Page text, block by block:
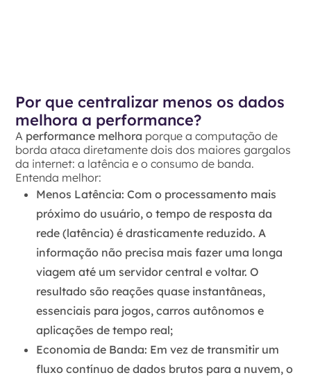
Por que centralizar menos os dados
melhora a performance?
A performance melhora porque a computação de
borda ataca diretamente dois dos maiores gargalos
da internet: a latência e o consumo de banda.
Entenda melhor:
Menos Latência: Com o processamento mais
próximo do usuário, o tempo de resposta da
rede (latência) é drasticamente reduzido. A
informação não precisa mais fazer uma longa
viagem até um servidor central e voltar. O
resultado são reações quase instantâneas,
essenciais para jogos, carros autônomos e
aplicações de tempo real;
Economia de Banda: Em vez de transmitir um
fluxo contínuo de dados brutos para a nuvem, o